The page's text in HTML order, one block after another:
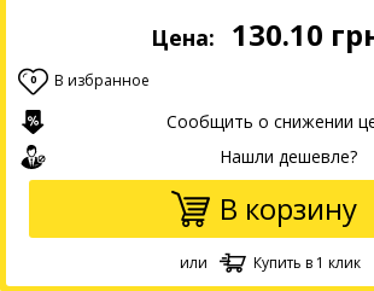
Цена: 130.10
0 В избранное
Сообщить о снижении
Нашли дешевле?
В корзину
или Купить в 1 клик